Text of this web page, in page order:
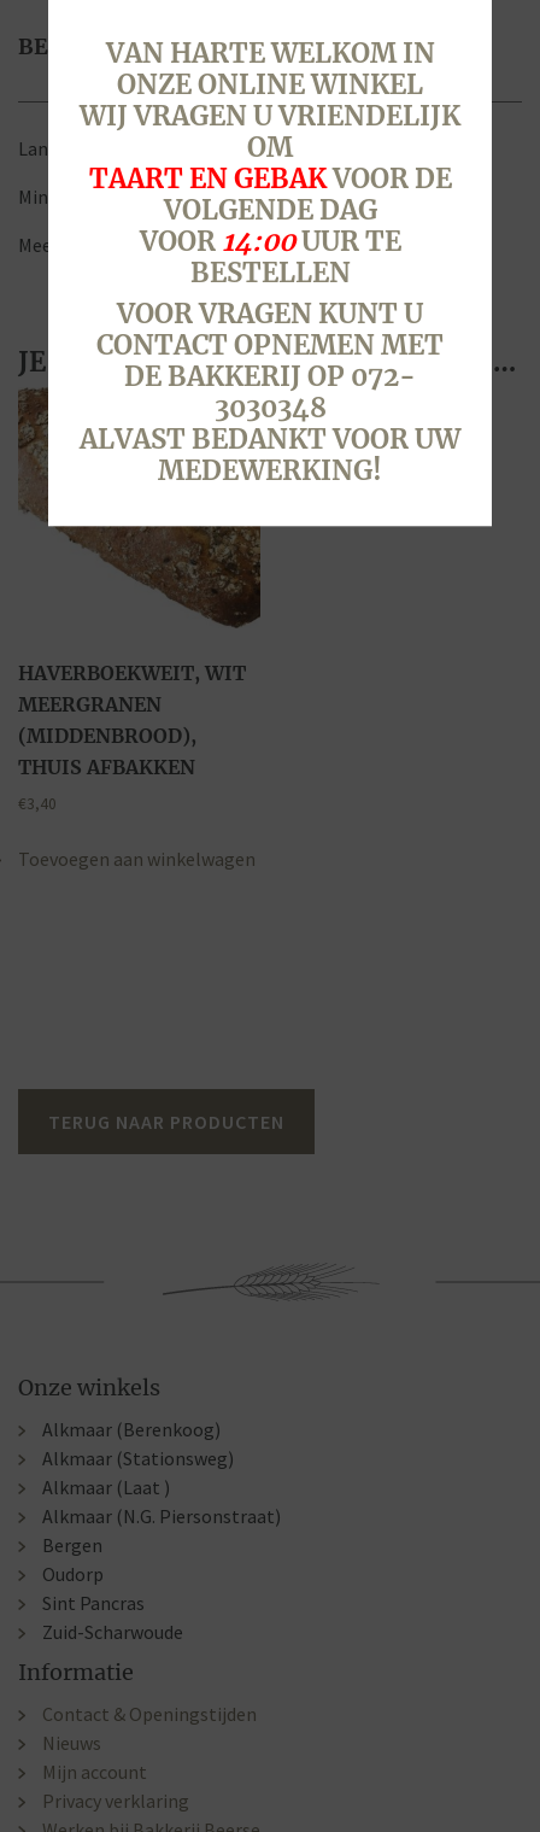
BESCHRIJVING
Langzame koolhydraten
Minder gluten
Meer B-vitamines
JE ZOU OOK KUNNEN HOUDEN VAN …
HAVERBOEKWEIT, WIT
MEERGRANEN
(MIDDENBROOD),
THUIS AFBAKKEN
€3,40
Toevoegen aan winkelwagen
TERUG NAAR PRODUCTEN
Onze winkels
Alkmaar (Berenkoog)
Alkmaar (Stationsweg)
Alkmaar (Laat )
Alkmaar (N.G. Piersonstraat)
Bergen
Oudorp
Sint Pancras
Zuid-Scharwoude
Informatie
Contact & Openingstijden
Nieuws
Mijn account
Privacy verklaring
VAN HARTE WELKOM IN
ONZE ONLINE WINKEL
WIJ VRAGEN U VRIENDELIJK
OM
TAART EN GEBAKVOOR DE
VOLGENDE DAG
VOOR 14:00UUR TE
BESTELLEN
VOOR VRAGEN KUNT U
CONTACT OPNEMEN MET
DE BAKKERIJ OP 072-
3030348
ALVAST BEDANKT VOOR UW
MEDEWERKING!